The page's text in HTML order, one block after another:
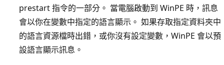
prestart 指令的一部分。 當電腦啟動到 WinPE 時，訊息
會以你在變數中指定的語言顯示。 如果存取指定資料夾中
的語言資源檔時出錯，或你沒有設定變數，WinPE 會以預
設語言顯示訊息。